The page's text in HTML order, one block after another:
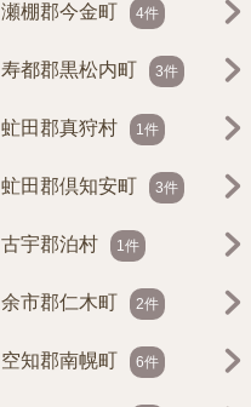
瀬棚郡今金町 4件
寿都郡黒松内町 3件
虻田郡真狩村 1件
虻田郡倶知安町 3件
古宇郡泊村 1件
余市郡仁木町 2件
空知郡南幌町 6件